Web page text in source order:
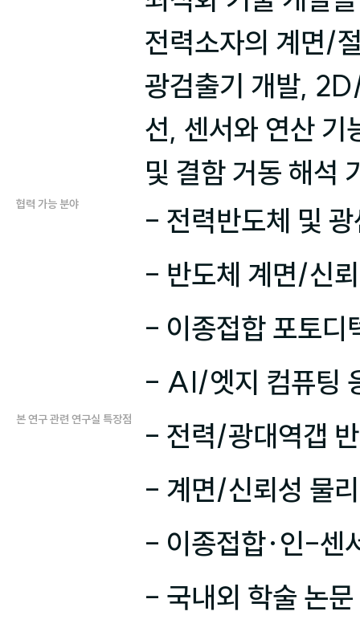
전력소자의 계면/
광검출기 개발,
선, 센서와 연산 기
및 결함 거동 해석
협력 가능 분야
- 전력반도체 및
- 반도체 계면/신
- 이종접합 포토디
- AI/엣지 컴퓨팅
본 연구 관련 연구실 특장점
- 전력/광대역갭
- 계면/신뢰성 물
- 이종접합·인-센
- 국내외 학술 논